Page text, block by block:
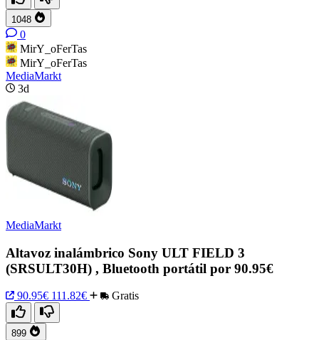
1048
0
MirY_oFerTas
MirY_oFerTas
MediaMarkt
3d
MediaMarkt
Altavoz inalámbrico Sony ULT FIELD 3
(SRSULT30H) , Bluetooth portátil por 90.95€
90.95€ 111.82€ Gratis
899